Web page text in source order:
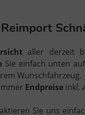
aller derzeit
Sie einfach unten
Wunschfahrzeug.
Endpreiseinkl.
Sie uns